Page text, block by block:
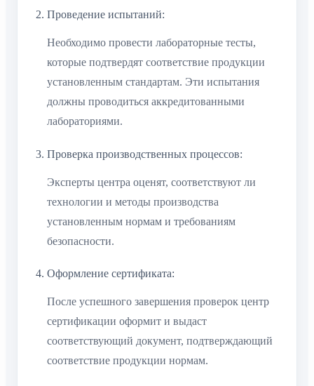
Проведение испытаний:
Необходимо провести лабораторные тесты,
которые подтвердят соответствие продукции
установленным стандартам. Эти испытания
должны проводиться аккредитованными
лабораториями.
Проверка производственных процессов:
Эксперты центра оценят, соответствуют ли
технологии и методы производства
установленным нормам и требованиям
безопасности.
Оформление сертификата:
После успешного завершения проверок центр
сертификации оформит и выдаст
соответствующий документ, подтверждающий
соответствие продукции нормам.